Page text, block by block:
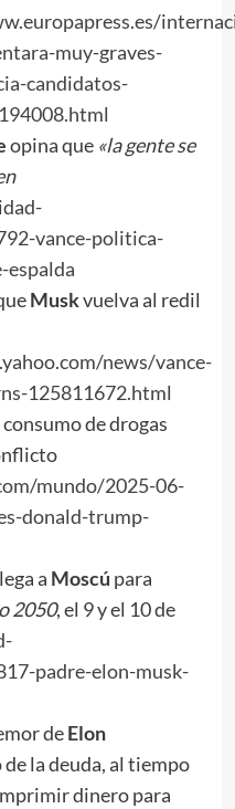
muy-graves-
candidatos-
opina que «la gente se
vance-politica-
espalda
Muskvuelva al redil
news/vance-
125811672.html
de drogas
mundo/2025-06-
donald-trump-
a Moscú para
2050, el 9 y el 10 de
padre-elon-musk-
deElon
la deuda, al tiempo
dinero para